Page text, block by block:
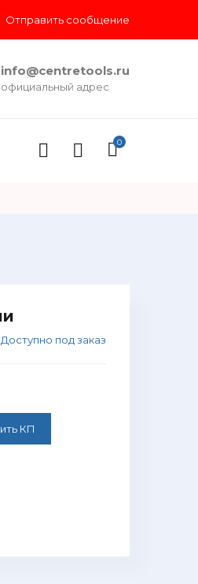
Отправить сообщение
info@centretools.ru
официальный адрес
0
Доступно под заказ
КП